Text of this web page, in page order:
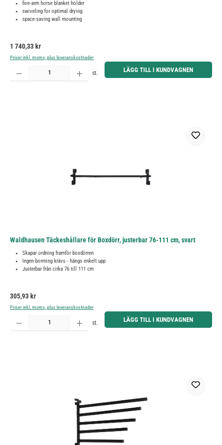
five-arm horse blanket holder
swiveling for optimal drying
space-saving wall mounting
Ordinarie pris:
1 740,33 kr
Priser inkl. moms, plus leveranskostnader
Produktkvantitet: Ange önskat belopp eller använd knapparna för att öka eller minska kvantiteten.
st. LÄGG TILL I KUNDVAGNEN
Waldhausen Täckeshållare för Boxdörr, justerbar 76-111 cm, svart
Skapar ordning framför boxdörren
Ingen borrning krävs - hängs enkelt upp
Justerbar från cirka 76 till 111 cm
Ordinarie pris:
305,93 kr
Priser inkl. moms, plus leveranskostnader
Produktkvantitet: Ange önskat belopp eller använd knapparna för att öka eller minska kvantiteten.
st. LÄGG TILL I KUNDVAGNEN